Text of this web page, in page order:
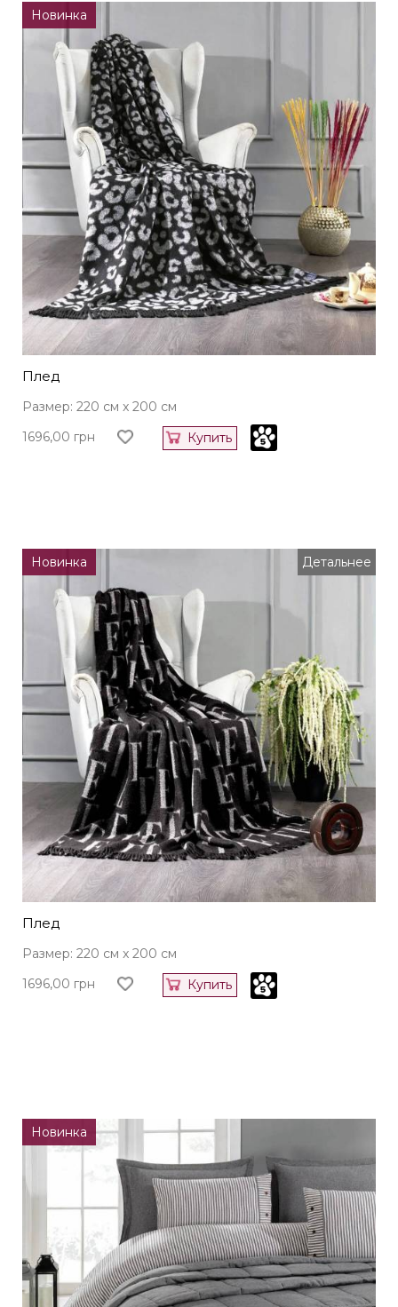
Новинка
Плед
Размер: 220 см x 200 см
1696,00 грн Купить
Новинка Детальнее
Плед
Размер: 220 см x 200 см
1696,00 грн Купить
Новинка